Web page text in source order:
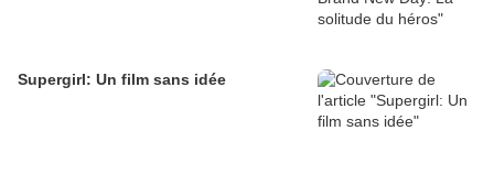
Supergirl: Un film sans idée